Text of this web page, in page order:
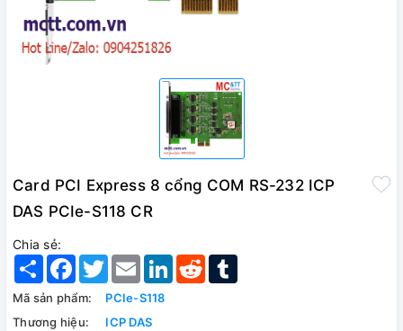
Card PCI Express 8 cổng COM RS-232 ICP
DAS PCIe-S118 CR
Chia sẻ:
Share Facebook
TwitterEmail LinkedInReddit
Mã sản phẩm:
PCIe-S118
Thương hiệu:
ICP DAS